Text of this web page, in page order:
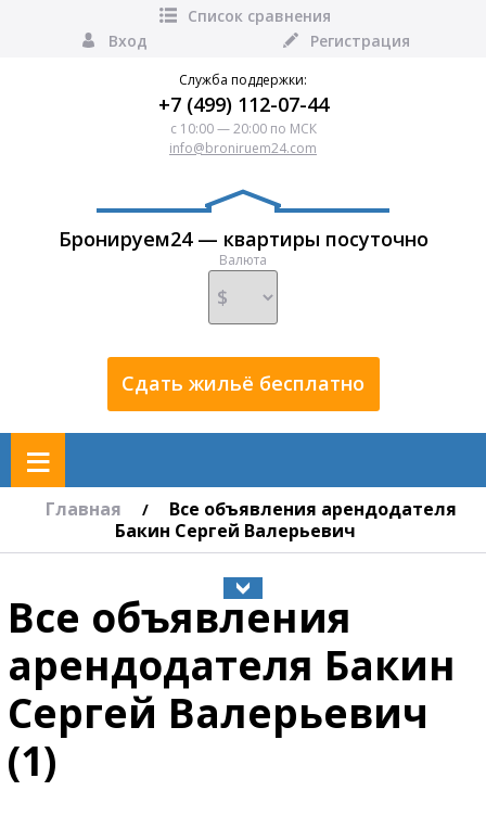
Список сравнения
Вход
Регистрация
Служба поддержки:
+7 (499) 112-07-44
с 10:00 — 20:00 по МСК
info@broniruem24.com
Бронируем24 — квартиры посуточно
Валюта
Сдать жильё бесплатно
≡
Главная /
Все объявления арендодателя
Бакин Сергей Валерьевич
Все объявления
арендодателя Бакин
Сергей Валерьевич
(1)